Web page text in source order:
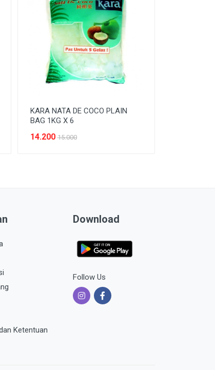
KARA NATA DE COCO PLAIN
BAG 1KG X 6
14.200 15.000
Ketentuan
Download
Follow Us